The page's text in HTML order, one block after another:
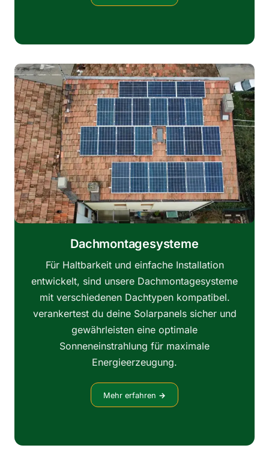
Dachmontagesysteme
Für Haltbarkeit und einfache Installation
entwickelt, sind unsere Dachmontagesysteme
mit verschiedenen Dachtypen kompatibel.
verankertest du deine Solarpanels sicher und
gewährleisten eine optimale
Sonneneinstrahlung für maximale
Energieerzeugung.
Mehr erfahren →